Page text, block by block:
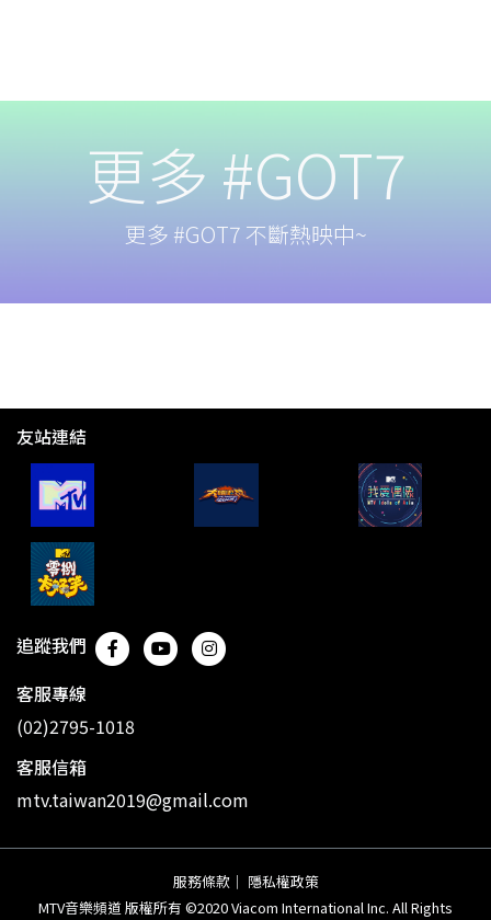
更多 #GOT7
更多 #GOT7 不斷熱映中~
友站連結
追蹤我們
客服專線
(02)2795-1018
客服信箱
mtv.taiwan2019@gmail.com
服務條款 ｜ 隱私權政策
MTV音樂頻道 版權所有 ©2020 Viacom International Inc. All Rights